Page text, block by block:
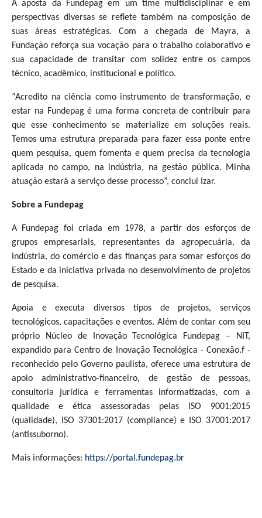
A aposta da Fundepag em um time multidisciplinar e em
perspectivas diversas se reflete também na composição de
suas áreas estratégicas. Com a chegada de Mayra, a
Fundação reforça sua vocação para o trabalho colaborativo e
sua capacidade de transitar com solidez entre os campos
técnico, acadêmico, institucional e político.
“Acredito na ciência como instrumento de transformação, e
estar na Fundepag é uma forma concreta de contribuir para
que esse conhecimento se materialize em soluções reais.
Temos uma estrutura preparada para fazer essa ponte entre
quem pesquisa, quem fomenta e quem precisa da tecnologia
aplicada no campo, na indústria, na gestão pública. Minha
atuação estará a serviço desse processo”, conclui Izar.
Sobre a Fundepag
A Fundepag foi criada em 1978, a partir dos esforços de
grupos empresariais, representantes da agropecuária, da
indústria, do comércio e das finanças para somar esforços do
Estado e da iniciativa privada no desenvolvimento de projetos
de pesquisa.
Apoia e executa diversos tipos de projetos, serviços
tecnológicos, capacitações e eventos. Além de contar com seu
próprio Núcleo de Inovação Tecnológica Fundepag – NIT,
expandido para Centro de Inovação Tecnológica - Conexão.f -
reconhecido pelo Governo paulista, oferece uma estrutura de
apoio administrativo-financeiro, de gestão de pessoas,
consultoria jurídica e ferramentas informatizadas, com a
qualidade e ética assessoradas pelas ISO 9001:2015
(qualidade), ISO 37301:2017 (compliance) e ISO 37001:2017
(antissuborno).
Mais informações: https://portal.fundepag.br